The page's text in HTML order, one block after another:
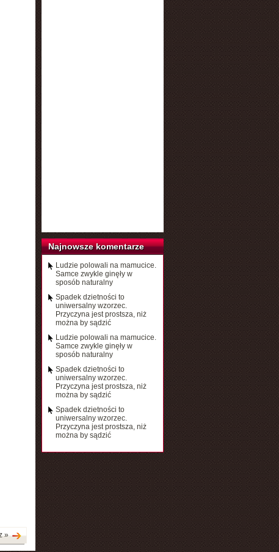
»
Najnowsze komentarze
Ludzie polowali na mamucice.
Samce zwykle ginęły w
sposób naturalny
Spadek dzietności to
uniwersalny wzorzec.
Przyczyna jest prostsza, niż
można by sądzić
Ludzie polowali na mamucice.
Samce zwykle ginęły w
sposób naturalny
Spadek dzietności to
uniwersalny wzorzec.
Przyczyna jest prostsza, niż
można by sądzić
Spadek dzietności to
uniwersalny wzorzec.
Przyczyna jest prostsza, niż
można by sądzić